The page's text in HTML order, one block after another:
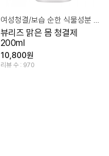
뷰리즈 맑은 몸 청결제
200ml
10,800원
리뷰 수 : 970